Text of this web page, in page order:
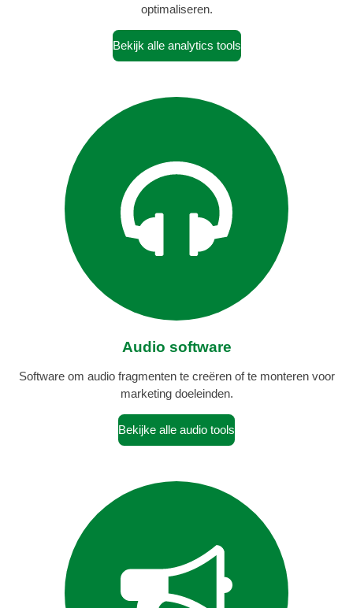
optimaliseren.
Bekijk alle analytics tools
Audio software
Software om audio fragmenten te creëren of te monteren voor
marketing doeleinden.
Bekijke alle audio tools